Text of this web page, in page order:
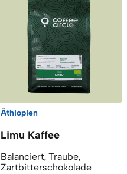
Äthiopien
Limu Kaffee
Balanciert, Traube,
Zartbitterschokolade